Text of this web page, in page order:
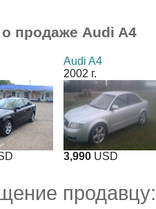
продаже Audi A4
Audi A4
2002 г.
3,990 USD